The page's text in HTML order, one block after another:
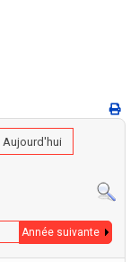
Aujourd'hui
Année suivante